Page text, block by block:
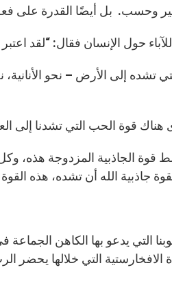
الجاذبية المزدوجة هذه،
التي يدعو بها الكاهن